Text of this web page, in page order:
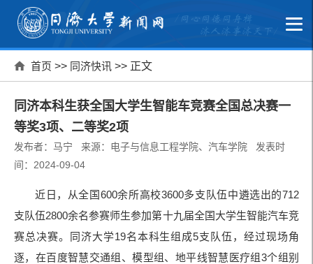
首页 >> 同济快讯 >> 正文
同济本科生获全国大学生智能车竞赛全国总决赛一
等奖3项、二等奖2项
发布者：马宁 来源：电子与信息工程学院、汽车学院 发表时
间：2024-09-04
近日，从全国600余所高校3600多支队伍中遴选出的712
支队伍2800余名参赛师生参加第十九届全国大学生智能汽车竞
赛总决赛。同济大学19名本科生组成5支队伍，经过现场角
逐，在百度智慧交通组、模型组、地平线智慧医疗组3个组别